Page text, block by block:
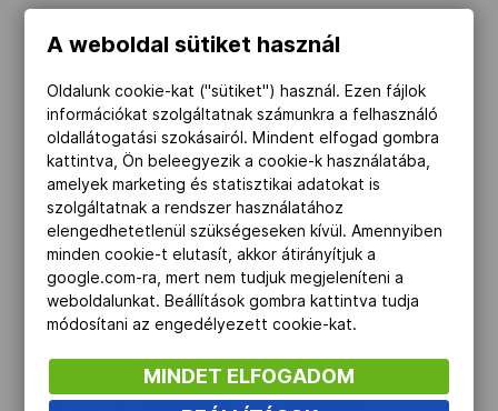
A magyarok csoportjában Lettország és
Románia mellé besorolt Nagy-Britannia
így első számú játékosa nélkül kénytelen
kiállni.
(Forrás: NSO)
OLIMPIAI SPORT
VISSZA AZ ELŐZŐ
A weboldal sütiket használ
Oldalunk cookie-kat ("sütiket") használ. Ezen fájlok
információkat szolgáltatnak számunkra a felhasználó
oldallátogatási szokásairól. Mindent elfogad gombra
kattintva, Ön beleegyezik a cookie-k használatába,
amelyek marketing és statisztikai adatokat is
szolgáltatnak a rendszer használatához
elengedhetetlenül szükségeseken kívül. Amennyiben
minden cookie-t elutasít, akkor átirányítjuk a
google.com-ra, mert nem tudjuk megjeleníteni a
weboldalunkat. Beállítások gombra kattintva tudja
módosítani az engedélyezett cookie-kat.
MINDET ELFOGADOM